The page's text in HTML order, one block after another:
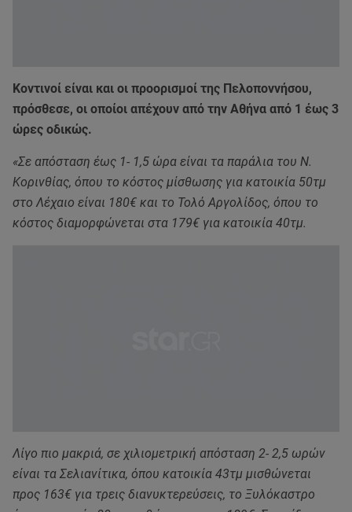
Κοντινοί είναι και οι προορισμοί της Πελοποννήσου,
πρόσθεσε, οι οποίοι απέχουν από την Αθήνα από 1 έως 3
ώρες οδικώς.
«Σε απόσταση έως 1- 1,5 ώρα είναι τα παράλια του Ν.
Κορινθίας, όπου το κόστος μίσθωσης για κατοικία 50τμ
στο Λέχαιο είναι 180€ και το Τολό Αργολίδος, όπου το
κόστος διαμορφώνεται στα 179€ για κατοικία 40τμ.
Λίγο πιο μακριά, σε χιλιομετρική απόσταση 2- 2,5 ωρών
είναι τα Σελιανίτικα, όπου κατοικία 43τμ μισθώνεται
προς 163€ για τρεις διανυκτερεύσεις, το Ξυλόκαστρο